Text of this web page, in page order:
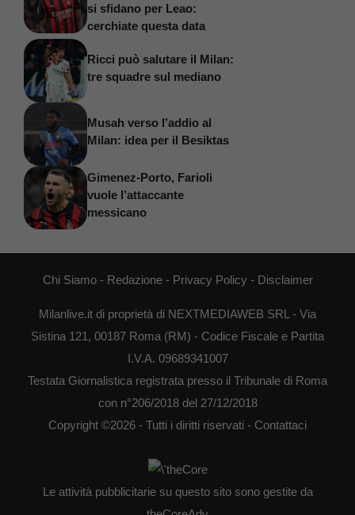
si sfidano per Leao:
cerchiate questa data
Ricci può salutare il Milan:
tre squadre sul mediano
Musah verso l’addio al
Milan: idea per il Besiktas
Gimenez-Porto, Farioli
vuole l’attaccante
messicano
Chi Siamo- Redazione- Privacy Policy - Disclaimer
Milanlive.it di proprietà di NEXTMEDIAWEB SRL - Via
Sistina 121, 00187 Roma (RM) - Codice Fiscale e Partita
I.V.A. 09689341007
Testata Giornalistica registrata presso il Tribunale di Roma
con n°206/2018 del 27/12/2018
Copyright ©2026 - Tutti i diritti riservati - Contattaci
Le attività pubblicitarie su questo sito sono gestite da